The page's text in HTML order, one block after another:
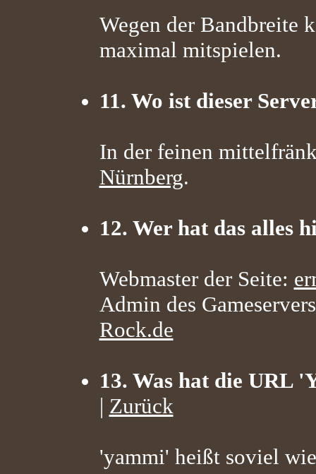
Wegen der Bandbreite
maximal mitspielen.
11. Wo ist dieser
In der feinen
Nürnberg.
12. Wer hat das alles
Webmaster der Seite:
Admin des
Rock.de
13. Was hat die URL
| Zurück
'yammi' heißt soviel